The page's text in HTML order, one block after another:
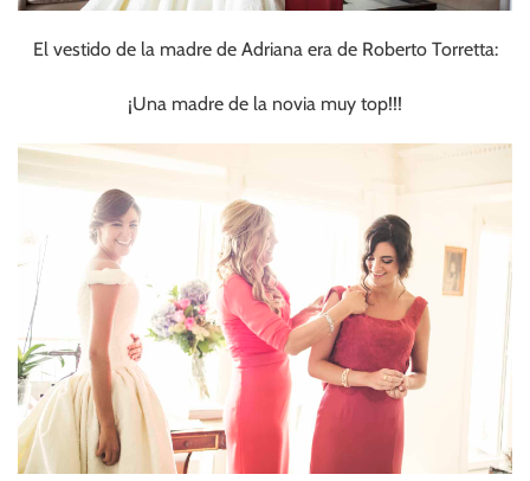
El vestido de la madre de Adriana era de Roberto Torretta:
¡Una madre de la novia muy top!!!